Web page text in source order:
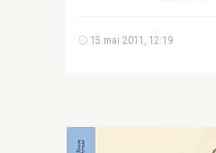
15 mai 2011, 12:19